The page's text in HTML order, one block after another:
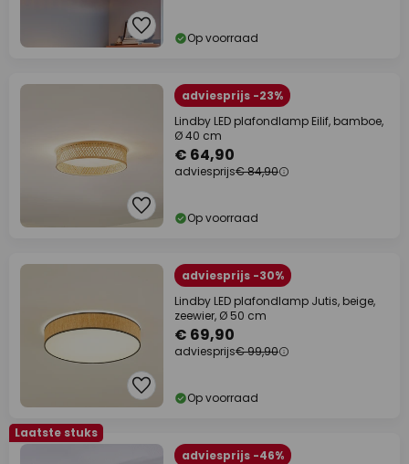
Op voorraad
adviesprijs -23%
Lindby LED plafondlamp Eilif, bamboe,
Ø 40 cm
€ 64,90
adviesprijs€ 84,90
Op voorraad
adviesprijs -30%
Lindby LED plafondlamp Jutis, beige,
zeewier, Ø 50 cm
€ 69,90
adviesprijs€ 99,90
Op voorraad
Laatste stuks
adviesprijs -46%